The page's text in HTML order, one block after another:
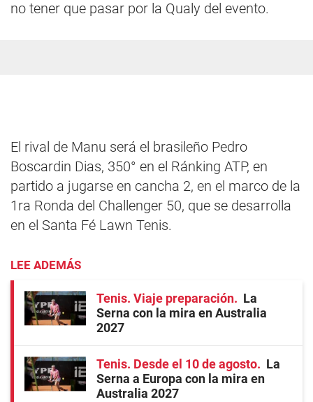
no tener que pasar por la Qualy del evento.
El rival de Manu será el brasileño Pedro
Boscardin Dias, 350° en el Ránking ATP, en
partido a jugarse en cancha 2, en el marco de la
1ra Ronda del Challenger 50, que se desarrolla
en el Santa Fé Lawn Tenis.
LEE ADEMÁS
Tenis. Viaje preparación
La
Serna con la mira en Australia
2027
Tenis. Desde el 10 de agosto
La
Serna a Europa con la mira en
Australia 2027